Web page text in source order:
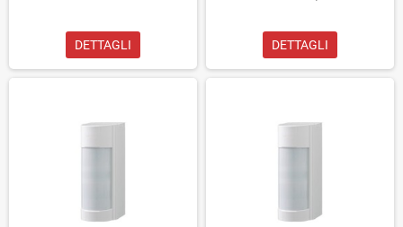
DETTAGLI DETTAGLI